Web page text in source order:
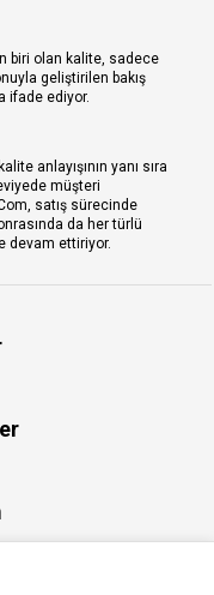
biri olan kalite, sadece
geliştirilen bakış
ifade ediyor.
anlayışının yanı sıra
müşteri
satış sürecinde
da her türlü
devam ettiriyor.